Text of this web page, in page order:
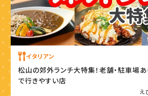
イタリアン
松山の郊外ランチ大特集！老舗・駐車場
で行きやすい店
え